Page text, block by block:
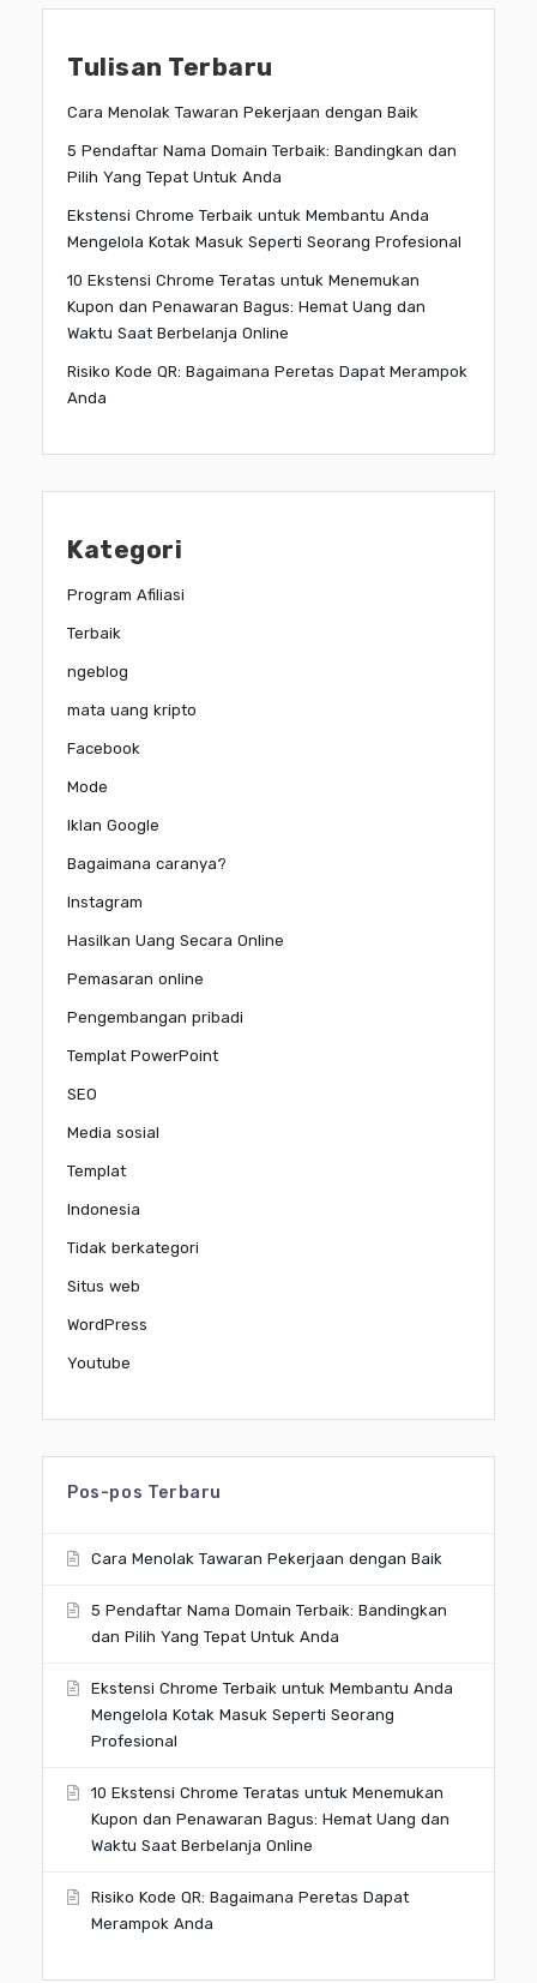
Tulisan Terbaru
Cara Menolak Tawaran Pekerjaan dengan Baik
5 Pendaftar Nama Domain Terbaik: Bandingkan dan
Pilih Yang Tepat Untuk Anda
Ekstensi Chrome Terbaik untuk Membantu Anda
Mengelola Kotak Masuk Seperti Seorang Profesional
10 Ekstensi Chrome Teratas untuk Menemukan
Kupon dan Penawaran Bagus: Hemat Uang dan
Waktu Saat Berbelanja Online
Risiko Kode QR: Bagaimana Peretas Dapat Merampok
Anda
Kategori
Program Afiliasi
Terbaik
ngeblog
mata uang kripto
Facebook
Mode
Iklan Google
Bagaimana caranya?
Instagram
Hasilkan Uang Secara Online
Pemasaran online
Pengembangan pribadi
Templat PowerPoint
SEO
Media sosial
Templat
Indonesia
Tidak berkategori
Situs web
WordPress
Youtube
Pos-pos Terbaru
Cara Menolak Tawaran Pekerjaan dengan Baik
5 Pendaftar Nama Domain Terbaik: Bandingkan
dan Pilih Yang Tepat Untuk Anda
Ekstensi Chrome Terbaik untuk Membantu Anda
Mengelola Kotak Masuk Seperti Seorang
Profesional
10 Ekstensi Chrome Teratas untuk Menemukan
Kupon dan Penawaran Bagus: Hemat Uang dan
Waktu Saat Berbelanja Online
Risiko Kode QR: Bagaimana Peretas Dapat
Merampok Anda